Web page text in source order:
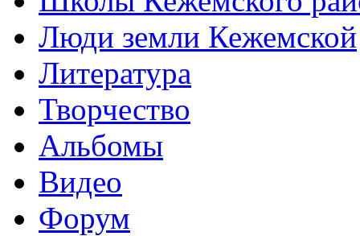
Люди земли Кежемской
Литература
Творчество
Альбомы
Видео
Форум